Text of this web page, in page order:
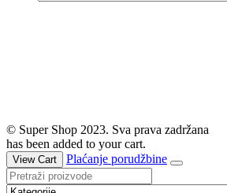
© Super Shop 2023. Sva prava zadržana
has been added to your cart.
View Cart Plaćanje porudžbine